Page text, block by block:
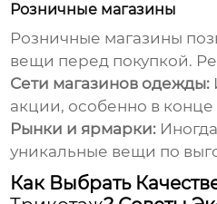
Розничные магазины
Розничные магазины
вещи перед покупкой.
Сети магазинов одежды:
акции, особенно в конце
Рынки и ярмарки:
уникальные вещи по
Как Выбрать